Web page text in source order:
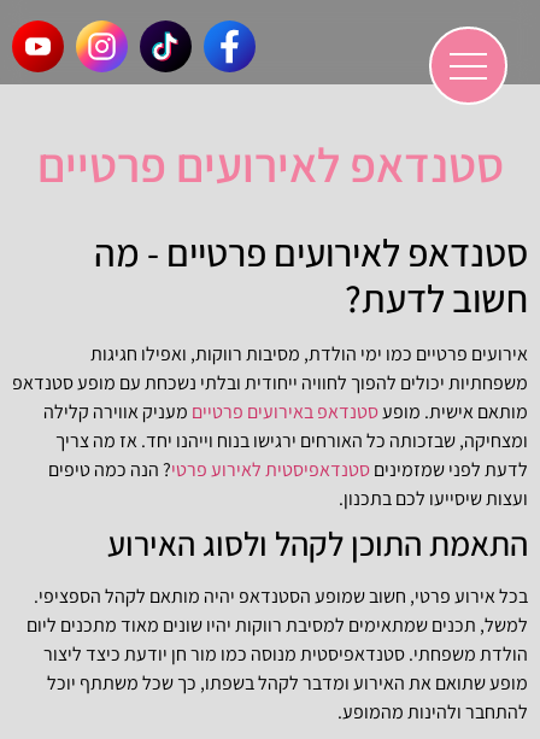
סטנדאפ לאירועים פרטיים
סטנדאפ לאירועים פרטיים - מה
חשוב לדעת?
אירועים פרטיים כמו ימי הולדת, מסיבות רווקות, ואפילו חגיגות
משפחתיות יכולים להפוך לחוויה ייחודית ובלתי נשכחת עם מופע סטנדאפ
מותאם אישית. מופעסטנדאפ באירועים פרטיים מעניק אווירה קלילה
ומצחיקה, שבזכותה כל האורחים ירגישו בנוח וייהנו יחד. אז מה צריך
לדעת לפני שמזמיניםסטנדאפיסטית לאירוע פרטי? הנה כמה טיפים
ועצות שיסייעו לכם בתכנון.
התאמת התוכן לקהל ולסוג האירוע
בכל אירוע פרטי, חשוב שמופע הסטנדאפ יהיה מותאם לקהל הספציפי.
למשל, תכנים שמתאימים למסיבת רווקות יהיו שונים מאוד מתכנים ליום
הולדת משפחתי. סטנדאפיסטית מנוסה כמו מור חן יודעת כיצד ליצור
מופע שתואם את האירוע ומדבר לקהל בשפתו, כך שכל משתתף יוכל
להתחבר ולהינות מהמופע.